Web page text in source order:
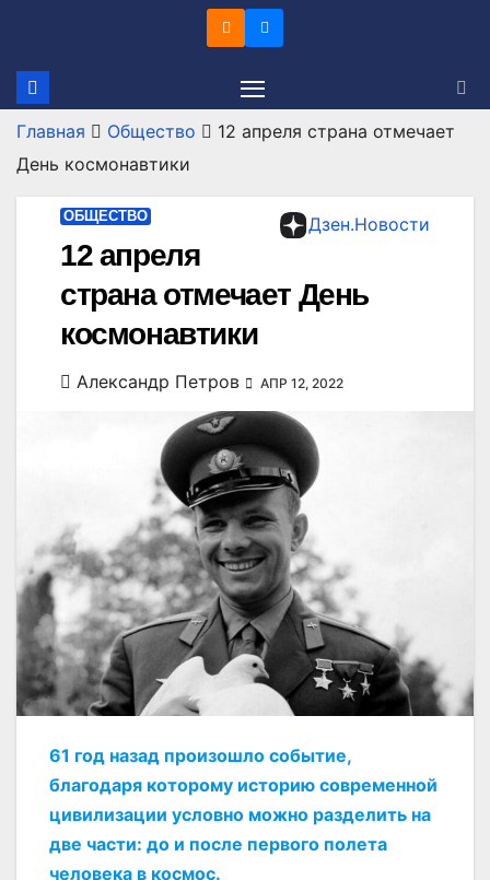
содержимому
Главная Общество
12 апреля страна отмечает
День космонавтики
Дзен.Новости
ОБЩЕСТВО
12 апреля
страна отмечает День
космонавтики
Александр Петров АПР 12, 2022
61 год назад произошло событие,
благодаря которому историю современной
цивилизации условно можно разделить на
две части: до и после первого полета
человека в космос.